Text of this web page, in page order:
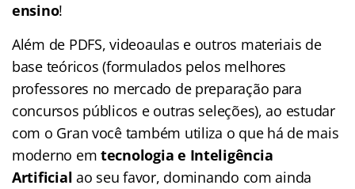
ensino!
Além de PDFS, videoaulas e outros materiais de
base teóricos (formulados pelos melhores
professores no mercado de preparação para
concursos públicos e outras seleções), ao estudar
com o Gran você também utiliza o que há de mais
moderno emtecnologia e Inteligência
Artificial ao seu favor, dominando com ainda